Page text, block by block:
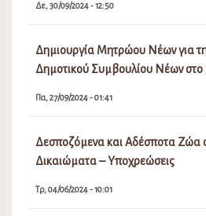
Δε, 30/09/2024 - 12:50
Δημιουργία Μητρώου Νέων για
Δημοτικού Συμβουλίου Νέων
Πα, 27/09/2024 - 01:41
Δεσποζόμενα και Αδέσποτα Ζώα
Δικαιώματα – Υποχρεώσεις
Τρ, 04/06/2024 - 10:01